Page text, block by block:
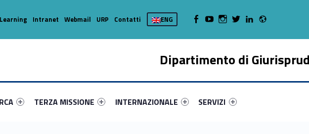
Dipartimento di
primary-65043-16
#link-menu-primary-5921-37
Link identifier #link-menu-primary-55319-45
TERZA MISSIONE
Link identifier #link-menu-primary-69959-50
INTERNAZIONALE
Link identifier #link-menu-
SERVIZI
Intranet Webmail URP Contatti ENG WebMan on Facebook
WebMan on YoutubeWebMan on Instagram
WebMan on TwitterWebMan on LinkedIn